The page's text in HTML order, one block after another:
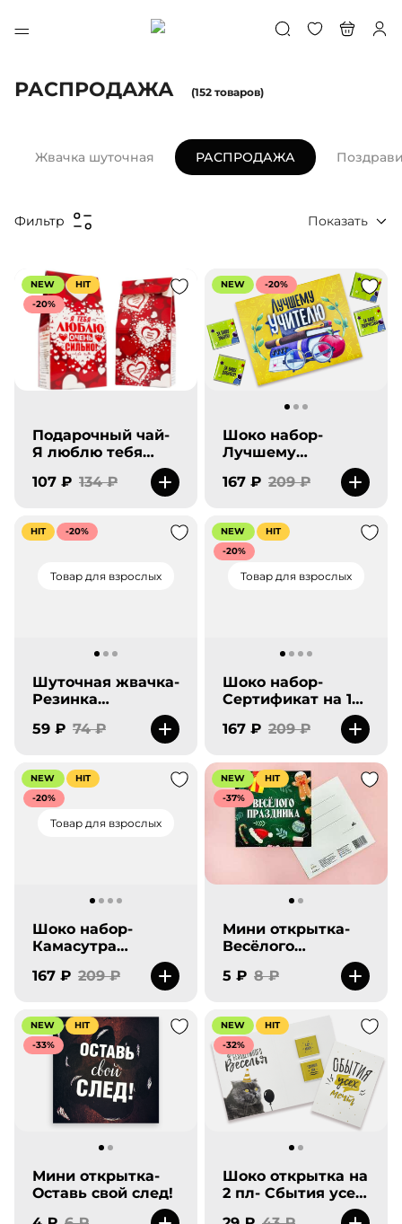
РАСПРОДАЖА (152 товаров)
Жвачка шуточная РАСПРОДАЖА
Фильтр Показать
NEW
HIT
-20%
Подарочный чай-
Я люблю тебя
107 ₽ 134 ₽
NEW -20%
Шоко набор-
Лучшему
учителю. Спасибо
за все!
167 ₽ 209 ₽
Товар для взрослых
HIT -20%
Шуточная жвачка-
Резинка
59 ₽ 74 ₽
Товар для взрослых
NEW
HIT
-20%
Шоко набор-
Сертификат на 12
167 ₽ 209 ₽
Товар для взрослых
NEW
HIT
-20%
Шоко набор-
Камасутра
страсти-new
167 ₽ 209 ₽
NEW
HIT
-37%
Мини открытка-
Весёлого
5 ₽ 8 ₽
NEW
HIT
-33%
Мини открытка-
Оставь свой след!
NEW
HIT
-32%
Шоко открытка на
2 пл- Сбытия усех